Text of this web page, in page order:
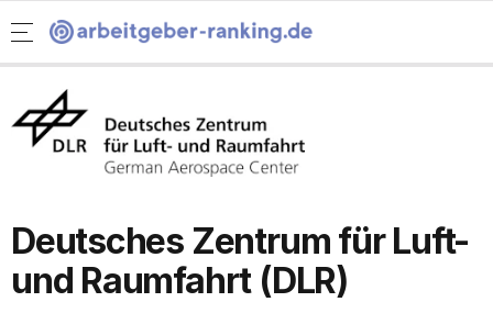
Menü öffnen
Arbeitgeber-Ranking Homepage
Ranking Studierende.
Informatik
Wirtschaft
Naturwissenschaften
Rising Stars
Deutsches Zentrum für Luft-
und Raumfahrt (DLR)